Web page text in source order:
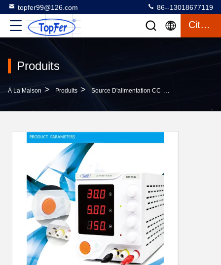
topfer99@126.com 86--13018677119
Citation
Produits
À La Maison > Produits > Source D'alimentation CC >